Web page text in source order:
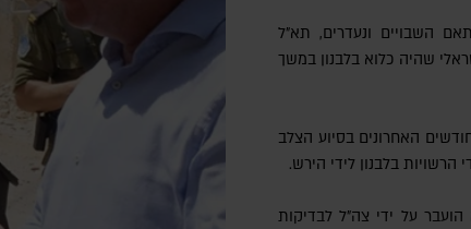
שהיה כלוא בלבנון במשך
האחרונים בסיוע הצלב
בלבנון לידי הירש.